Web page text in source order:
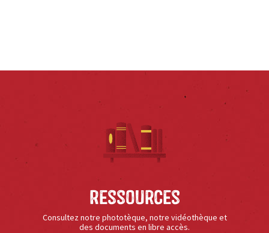
Ressources
Consultez notre phototèque, notre vidéothèque et
des documents en libre accès.